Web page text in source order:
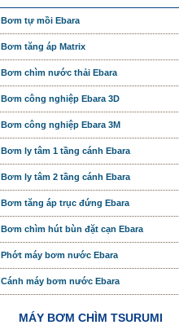
Bơm tự mồi Ebara
Bơm tăng áp Matrix
Bơm chìm nước thải Ebara
Bơm công nghiệp Ebara 3D
Bơm công nghiệp Ebara 3M
Bơm ly tâm 1 tầng cánh Ebara
Bơm ly tâm 2 tầng cánh Ebara
Bơm tăng áp trục đứng Ebara
Bơm chìm hút bùn đặt cạn Ebara
Phớt máy bơm nước Ebara
Cánh máy bơm nước Ebara
MÁY BƠM CHÌM TSURUMI